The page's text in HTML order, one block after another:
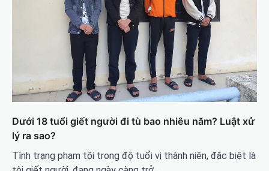
Dưới 18 tuổi giết người đi tù bao nhiêu năm? Luật xử
lý ra sao?
Tình trạng phạm tội trong độ tuổi vị thành niên, đặc biệt là